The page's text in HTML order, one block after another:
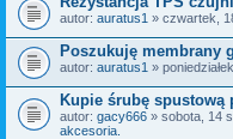
autor: auratus1 » czwartek,
Poszukuję membrany
autor: auratus1 »
Kupie śrubę spustową
autor: gacy666 » sobota, 14
akcesoria.